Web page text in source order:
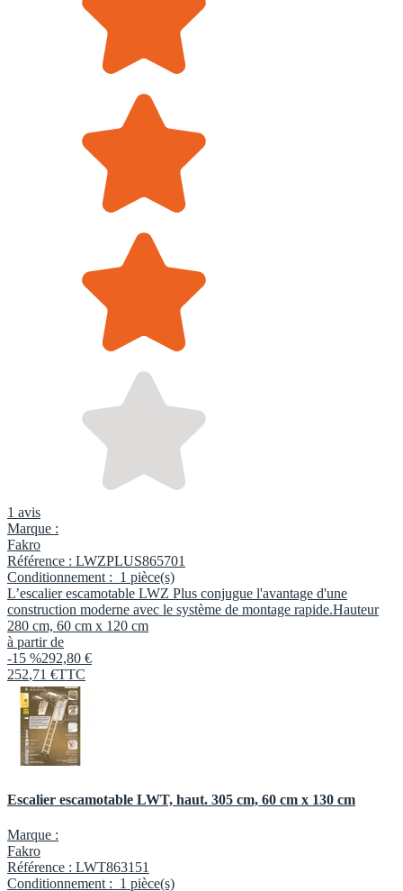
1 avis
Marque :
Fakro
Référence : LWZPLUS865701
Conditionnement : 1 pièce(s)
L’escalier escamotable LWZ Plus conjugue l'avantage d'une
construction moderne avec le système de montage rapide.Hauteur
280 cm, 60 cm x 120 cm
à partir de
-15 %292,80 €
252,71 €TTC
Escalier escamotable LWT, haut. 305 cm, 60 cm x 130 cm
Marque :
Fakro
Référence : LWT863151
Conditionnement : 1 pièce(s)